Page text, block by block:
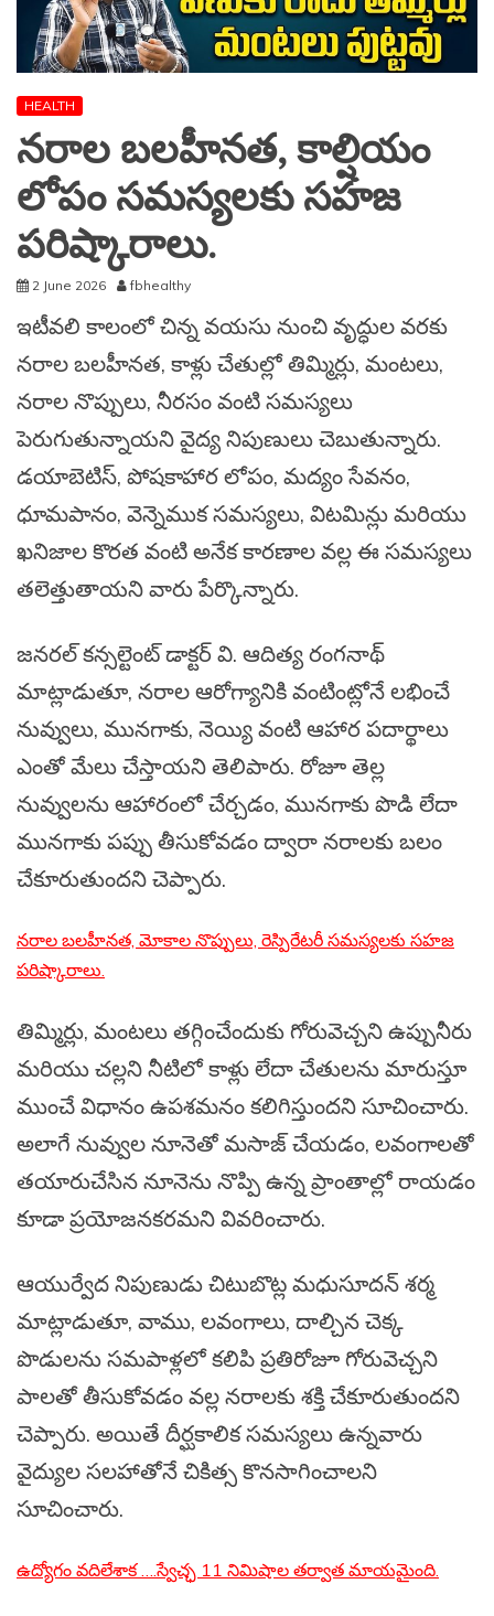
HEALTH
నరాల బలహీనత, కాల్షియం
లోపం సమస్యలకు సహజ
పరిష్కారాలు.
2 June 2026 fbhealthy
ఇటీవలి కాలంలో చిన్న వయసు నుంచి వృద్ధుల వరకు
నరాల బలహీనత, కాళ్లు చేతుల్లో తిమ్మిర్లు, మంటలు,
నరాల నొప్పులు, నీరసం వంటి సమస్యలు
పెరుగుతున్నాయని వైద్య నిపుణులు చెబుతున్నారు.
డయాబెటిస్, పోషకాహార లోపం, మద్యం సేవనం,
ధూమపానం, వెన్నెముక సమస్యలు, విటమిన్లు మరియు
ఖనిజాల కొరత వంటి అనేక కారణాల వల్ల ఈ సమస్యలు
తలెత్తుతాయని వారు పేర్కొన్నారు.
జనరల్ కన్సల్టెంట్ డాక్టర్ వి. ఆదిత్య రంగనాథ్
మాట్లాడుతూ, నరాల ఆరోగ్యానికి వంటింట్లోనే లభించే
నువ్వులు, మునగాకు, నెయ్యి వంటి ఆహార పదార్థాలు
ఎంతో మేలు చేస్తాయని తెలిపారు. రోజూ తెల్ల
నువ్వులను ఆహారంలో చేర్చడం, మునగాకు పొడి లేదా
మునగాకు పప్పు తీసుకోవడం ద్వారా నరాలకు బలం
చేకూరుతుందని చెప్పారు.
నరాల బలహీనత, మోకాల నొప్పులు, రెస్పిరేటరీ సమస్యలకు సహజ
పరిష్కారాలు.
తిమ్మిర్లు, మంటలు తగ్గించేందుకు గోరువెచ్చని ఉప్పునీరు
మరియు చల్లని నీటిలో కాళ్లు లేదా చేతులను మారుస్తూ
ముంచే విధానం ఉపశమనం కలిగిస్తుందని సూచించారు.
అలాగే నువ్వుల నూనెతో మసాజ్ చేయడం, లవంగాలతో
తయారుచేసిన నూనెను నొప్పి ఉన్న ప్రాంతాల్లో రాయడం
కూడా ప్రయోజనకరమని వివరించారు.
ఆయుర్వేద నిపుణుడు చిటుబొట్ల మధుసూదన్ శర్మ
మాట్లాడుతూ, వాము, లవంగాలు, దాల్చిన చెక్క
పొడులను సమపాళ్లలో కలిపి ప్రతిరోజూ గోరువెచ్చని
పాలతో తీసుకోవడం వల్ల నరాలకు శక్తి చేకూరుతుందని
చెప్పారు. అయితే దీర్ఘకాలిక సమస్యలు ఉన్నవారు
వైద్యుల సలహాతోనే చికిత్స కొనసాగించాలని
సూచించారు.
ఉద్యోగం వదిలేశాక ….స్వేచ్ఛ 11 నిమిషాల తర్వాత మాయమైంది.